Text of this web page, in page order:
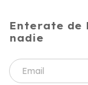
Enterate de
nadie